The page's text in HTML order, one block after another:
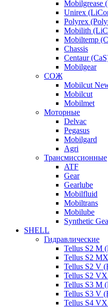
Mobilgrease
Unirex
Polyrex
Mobilith
Mobiltemp
Chassis
Centaur
Mobilgear
СОЖ
Mobilcut
Mobilcut
Mobilmet
Моторные
Delvac
Pegasus
Mobilgard
Agri
Трансмиссионные
ATF
Gear
Gearlube
Mobilfluid
Mobiltrans
Mobilube
Synthetic
SHELL
Гидравлические
Tellus S2 M
Tellus S2
Tellus S2 V
Tellus S2
Tellus S3 M
Tellus S3 V
Tellus S4